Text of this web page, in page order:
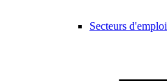
Secteurs d'emploi